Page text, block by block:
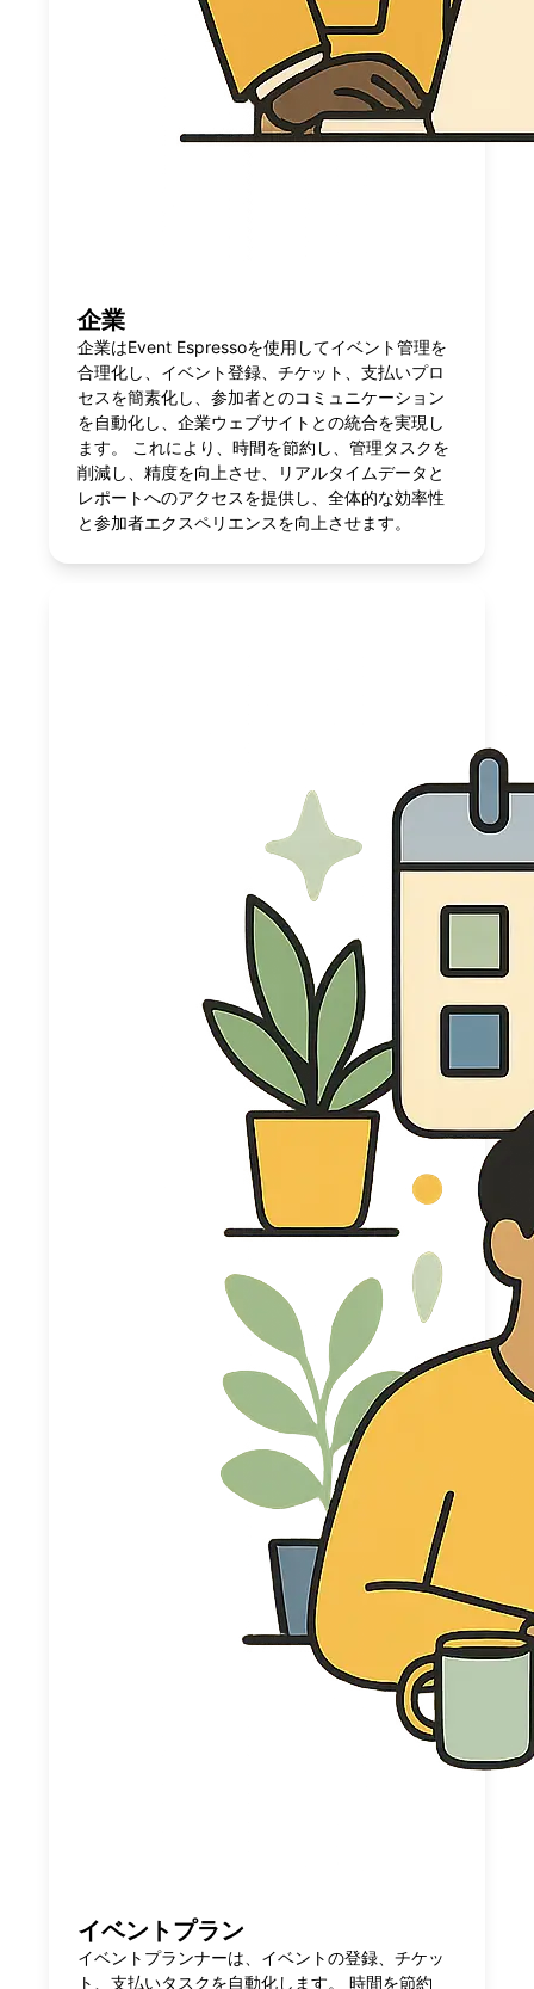
企業
企業はEvent Espressoを使用してイベント管理を
合理化し、イベント登録、チケット、支払いプロ
セスを簡素化し、参加者とのコミュニケーション
を自動化し、企業ウェブサイトとの統合を実現し
ます。 これにより、時間を節約し、管理タスクを
削減し、精度を向上させ、リアルタイムデータと
レポートへのアクセスを提供し、全体的な効率性
と参加者エクスペリエンスを向上させます。
イベントプラン
イベントプランナーは、イベントの登録、チケッ
ト、支払いタスクを自動化します。 時間を節約